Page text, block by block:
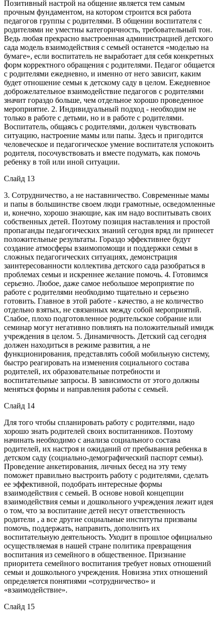
Позитивный настрой на общение является тем самым
прочным фундаментом, на котором строится вся работа
педагогов группы с родителями. В общении воспитателя с
родителями не уместны категоричность, требовательный тон.
Ведь любая прекрасно выстроенная администрацией детского
сада модель взаимодействия с семьей останется «моделью на
бумаге», если воспитатель не выработает для себя конкретных
форм корректного обращения с родителями. Педагог общается
с родителями ежедневно, и именно от него зависит, каким
будет отношение семьи к детскому саду в целом. Ежедневное
доброжелательное взаимодействие педагогов с родителями
значит гораздо больше, чем отдельное хорошо проведенное
мероприятие. 2. Индивидуальный подход - необходим не
только в работе с детьми, но и в работе с родителями.
Воспитатель, общаясь с родителями, должен чувствовать
ситуацию, настроение мамы или папы. Здесь и пригодится
человеческое и педагогическое умение воспитателя успокоить
родителя, посочувствовать и вместе подумать, как помочь
ребенку в той или иной ситуации.
Слайд 13
3. Сотрудничество, а не наставничество. Современные мамы
и папы в большинстве своем люди грамотные, осведомленные
и, конечно, хорошо знающие, как им надо воспитывать своих
собственных детей. Поэтому позиция наставления и простой
пропаганды педагогических знаний сегодня вряд ли принесет
положительные результаты. Гораздо эффективнее будут
создание атмосферы взаимопомощи и поддержки семьи в
сложных педагогических ситуациях, демонстрация
заинтересованности коллектива детского сада разобраться в
проблемах семьи и искреннее желание помочь. 4. Готовимся
серьезно. Любое, даже самое небольшое мероприятие по
работе с родителями необходимо тщательно и серьезно
готовить. Главное в этой работе - качество, а не количество
отдельно взятых, не связанных между собой мероприятий.
Слабое, плохо подготовленное родительское собрание или
семинар могут негативно повлиять на положительный имидж
учреждения в целом. 5. Динамичность. Детский сад сегодня
должен находиться в режиме развития, а не
функционирования, представлять собой мобильную систему,
быстро реагировать на изменения социального состава
родителей, их образовательные потребности и
воспитательные запросы. В зависимости от этого должны
меняться формы и направления работы с семьей.
Слайд 14
Для того чтобы спланировать работу с родителями, надо
хорошо знать родителей своих воспитанников. Поэтому
начинать необходимо с анализа социального состава
родителей, их настроя и ожиданий от пребывания ребенка в
детском саду (социально-демографический паспорт семьи).
Проведение анкетирования, личных бесед на эту тему
поможет правильно выстроить работу с родителями, сделать
ее эффективной, подобрать интересные формы
взаимодействия с семьей. В основе новой концепции
взаимодействия семьи и дошкольного учреждения лежит идея
о том, что за воспитание детей несут ответственность
родители , а все другие социальные институты призваны
помочь, поддержать, направить, дополнить их
воспитательную деятельность. Уходит в прошлое официально
осуществляемая в нашей стране политика превращения
воспитания из семейного в общественное. Признание
приоритета семейного воспитания требует новых отношений
семьи и дошкольного учреждения. Новизна этих отношений
определяется понятиями «сотрудничество» и
«взаимодействие».
Слайд 15